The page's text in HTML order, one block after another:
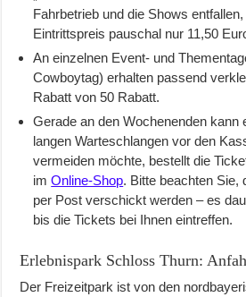
Fahrbetrieb und die Shows
Eintrittspreis pauschal nur 11,50
An einzelnen Event- und
Cowboytag) erhalten passend
Rabatt von 50 Rabatt.
Gerade an den Wochenenden kann
langen Warteschlangen vor den
vermeiden möchte, bestellt die
imOnline-Shop. Bitte beachten Sie,
per Post verschickt werden – es
bis die Tickets bei Ihnen eintreffen.
Erlebnispark Schloss Thurn:
Der Freizeitpark ist von den